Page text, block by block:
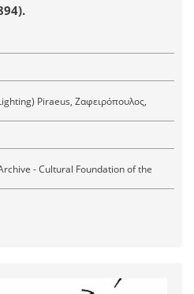
- Cultural Foundation of the